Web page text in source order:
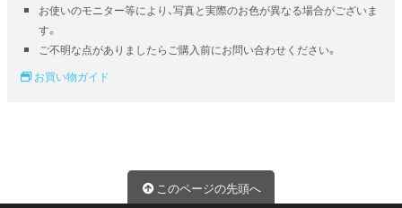
お使いのモニター等により、写真と実際のお色が異なる場合がございま
す。
ご不明な点がありましたらご購入前にお問い合わせください。
お買い物ガイド
このページの先頭へ